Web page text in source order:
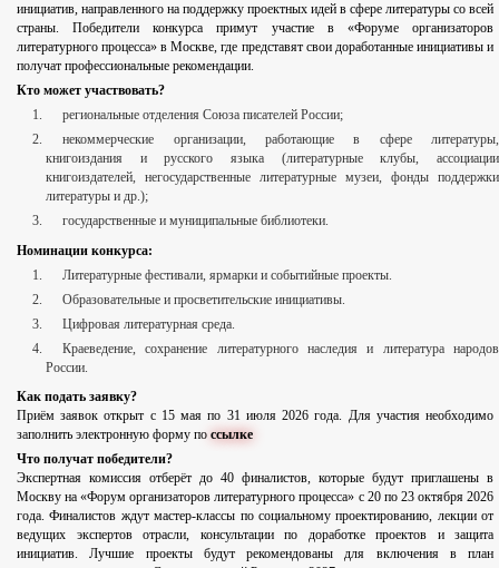
инициатив, направленного на поддержку проектных идей в сфере литературы со всей
страны. Победители конкурса примут участие в «Форуме организаторов
литературного процесса» в Москве, где представят свои доработанные инициативы и
получат профессиональные рекомендации.
Кто может участвовать?
региональные отделения Союза писателей России;
некоммерческие организации, работающие в сфере литературы,
книгоиздания и русского языка (литературные клубы, ассоциации
книгоиздателей, негосударственные литературные музеи, фонды поддержки
литературы и др.);
государственные и муниципальные библиотеки.
Номинации конкурса:
Литературные фестивали, ярмарки и событийные проекты.
Образовательные и просветительские инициативы.
Цифровая литературная среда.
Краеведение, сохранение литературного наследия и литература народов
России.
Как подать заявку?
Приём заявок открыт с 15 мая по 31 июля 2026 года. Для участия необходимо
заполнить электронную форму по ссылке
Что получат победители?
Экспертная комиссия отберёт до 40 финалистов, которые будут приглашены в
Москву на «Форум организаторов литературного процесса» с 20 по 23 октября 2026
года. Финалистов ждут мастер-классы по социальному проектированию, лекции от
ведущих экспертов отрасли, консультации по доработке проектов и защита
инициатив. Лучшие проекты будут рекомендованы для включения в план